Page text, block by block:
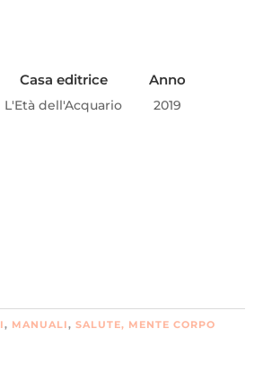
Casa editrice
L'Età dell'Acquario
Anno
2019
, MANUALI,SALUTE, MENTE CORPO